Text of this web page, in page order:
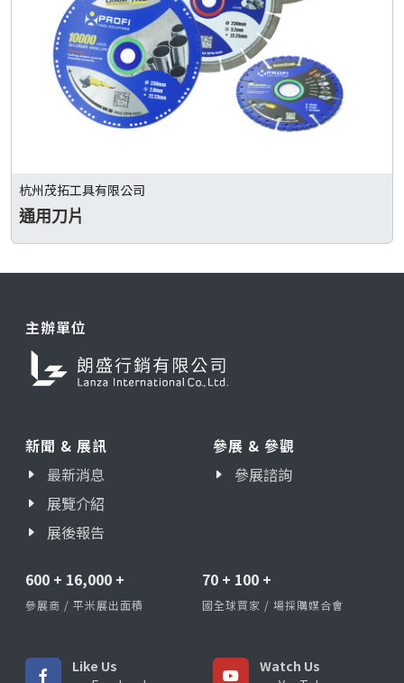
杭州茂拓工具有限公司
通用刀片
主辦單位
新聞 & 展訊
最新消息
展覽介紹
展後報告
參展 & 參觀
參展諮詢
600 + 16,000 +
參展商 / 平米展出面積
70 + 100 +
國全球買家 / 場採購媒合會
Like Us
Watch Us